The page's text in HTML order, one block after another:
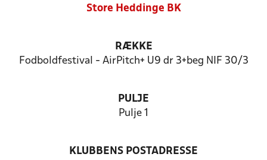
Store Heddinge BK
RÆKKE
Fodboldfestival - AirPitch+ U9 dr 3+beg NIF 30/3
PULJE
Pulje 1
KLUBBENS POSTADRESSE